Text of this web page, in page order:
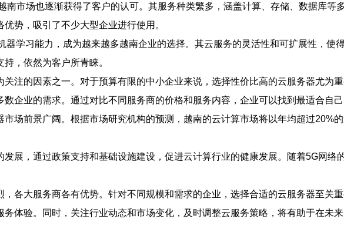
南市场也逐渐获得了客户的认可。其服务种类繁多，涵盖计算、存储、数据库等
势，吸引了不少大型企业进行使用。
器学习能力，成为越来越多越南企业的选择。其云服务的灵活性和可扩展性，使
，依然为客户所青睐。
注的因素之一。对于预算有限的中小企业来说，选择性价比高的云服务器尤为
企业的需求。通过对比不同服务商的价格和服务内容，企业可以找到最适合自己
场前景广阔。根据市场研究机构的预测，越南的云计算市场将以年均超过20%
展，通过政策支持和基础设施建设，促进云计算行业的健康发展。随着5G网
各大服务商各有优势。针对不同规模和需求的企业，选择合适的云服务器至关
体验。同时，关注行业动态和市场变化，及时调整云服务策略，将有助于在未来